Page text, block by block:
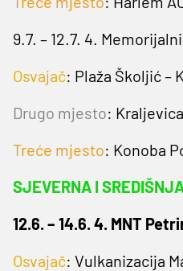
9.7. – 12.7. 4.
Osvajač: Plaža Školjić –
Drugo mjesto:
Treće mjesto: Konoba
SJEVERNA I
12.6. – 14.6. 4. MNT
Osvajač: Vulkanizacija